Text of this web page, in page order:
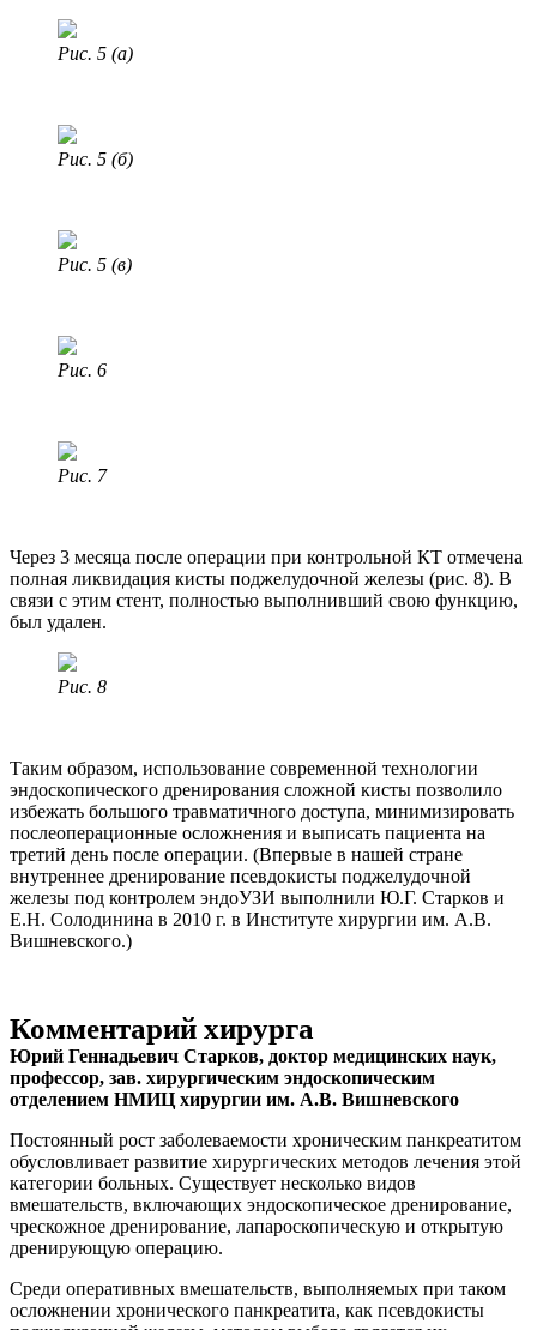
Рис. 5 (а)
Рис. 5 (б)
Рис. 5 (в)
Рис. 6
Рис. 7
Через 3 месяца после операции при контрольной КТ отмечена
полная ликвидация кисты поджелудочной железы (рис. 8). В
связи с этим стент, полностью выполнивший свою функцию,
был удален.
Рис. 8
Таким образом, использование современной технологии
эндоскопического дренирования сложной кисты позволило
избежать большого травматичного доступа, минимизировать
послеоперационные осложнения и выписать пациента на
третий день после операции. (Впервые в нашей стране
внутреннее дренирование псевдокисты поджелудочной
железы под контролем эндоУЗИ выполнили Ю.Г. Старков и
Е.Н. Солодинина в 2010 г. в Институте хирургии им. А.В.
Вишневского.)
Комментарий хирурга
Юрий Геннадьевич Старков, доктор медицинских наук,
профессор, зав. хирургическим эндоскопическим
отделением НМИЦ хирургии им. А.В. Вишневского
Постоянный рост заболеваемости хроническим панкреатитом
обусловливает развитие хирургических методов лечения этой
категории больных. Существует несколько видов
вмешательств, включающих эндоскопическое дренирование,
чрескожное дренирование, лапароскопическую и открытую
дренирующую операцию.
Среди оперативных вмешательств, выполняемых при таком
осложнении хронического панкреатита, как псевдокисты